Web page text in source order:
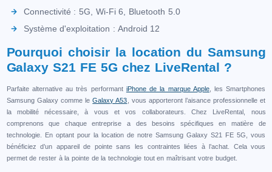
Connectivité : 5G, Wi-Fi 6, Bluetooth 5.0
Système d'exploitation : Android 12
Pourquoi choisir la location du Samsung
Galaxy S21 FE 5G chez LiveRental ?
Parfaite alternative au très performant iPhone de la marque Apple, les Smartphones
Samsung Galaxy comme leGalaxy A53 , vous apporteront l’aisance professionnelle et
la mobilité nécessaire, à vous et vos collaborateurs. Chez LiveRental, nous
comprenons que chaque entreprise a des besoins spécifiques en matière de
technologie. En optant pour la location de notre Samsung Galaxy S21 FE 5G, vous
bénéficiez d’un appareil de pointe sans les contraintes liées à l’achat. Cela vous
permet de rester à la pointe de la technologie tout en maîtrisant votre budget.